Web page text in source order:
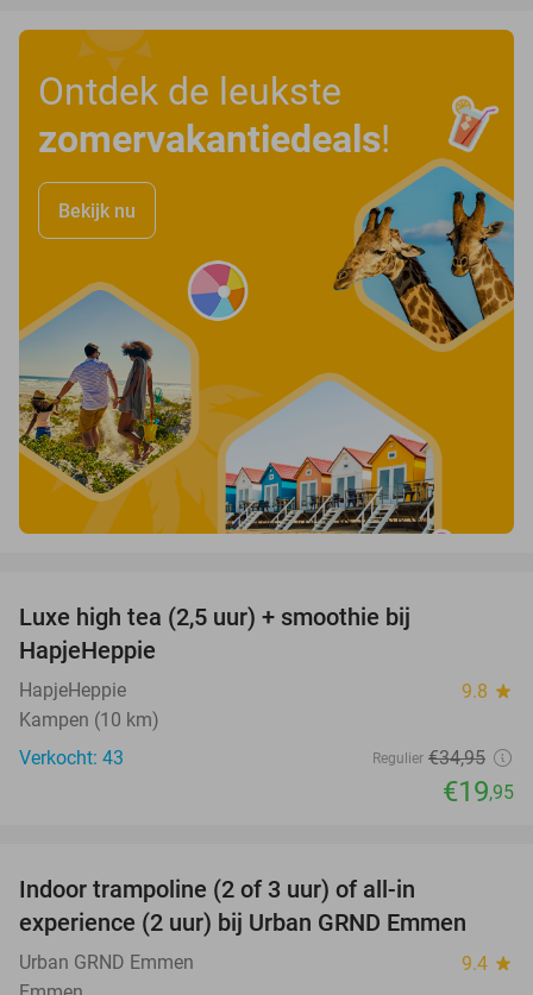
Ontdek de leukste
zomervakantiedeals!
Bekijk nu
Luxe high tea (2,5 uur) + smoothie bij
HapjeHeppie
HapjeHeppie 9.8 star
Kampen (10 km)
Verkocht: 43
Regulier €34,95
€19,95
Indoor trampoline (2 of 3 uur) of all-in
experience (2 uur) bij Urban GRND Emmen
Urban GRND Emmen 9.4 star